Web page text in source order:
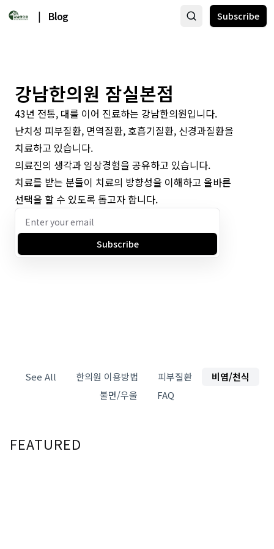
| Blog Subscribe
강남한의원 잠실본점
43년 전통, 대를 이어 진료하는 강남한의원입니다.
난치성 피부질환, 면역질환, 호흡기질환, 신경과질환을
치료하고 있습니다.
의료진의 생각과 임상경험을 공유하고 있습니다.
치료를 받는 분들이 치료의 방향성을 이해하고 올바른
선택을 할 수 있도록 돕고자 합니다.
Subscribe
See All 한의원 이용방법 피부질환
비염/천식
불면/우울
FAQ
FEATURED